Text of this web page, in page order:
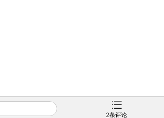
2条评论